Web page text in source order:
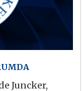
Juncker,